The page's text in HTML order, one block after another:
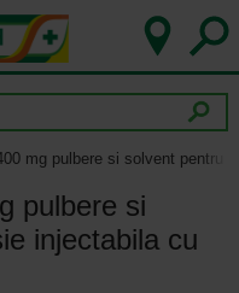
mg pulbere si solvent pentru
pulbere si
injectabila cu